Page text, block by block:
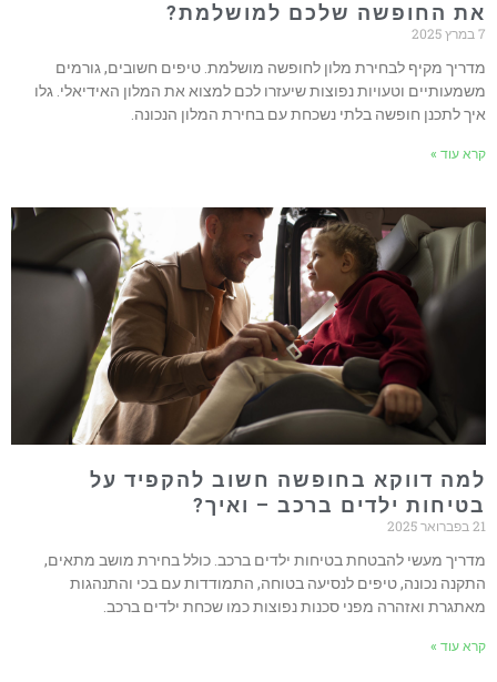
החופשה שלכם למושלמת?
מקיף לבחירת מלון לחופשה מושלמת. טיפים חשובים, גורמים
וטעויות נפוצות שיעזרו לכם למצוא את המלון האידיאלי. גלו
לתכנן חופשה בלתי נשכחת עם בחירת המלון הנכונה.
עוד »
דווקא בחופשה חשוב להקפיד על
ילדים ברכב – ואיך?
מעשי להבטחת בטיחות ילדים ברכב. כולל בחירת מושב מתאים,
נכונה, טיפים לנסיעה בטוחה, התמודדות עם בכי והתנהגות
ואזהרה מפני סכנות נפוצות כמו שכחת ילדים ברכב.
עוד »